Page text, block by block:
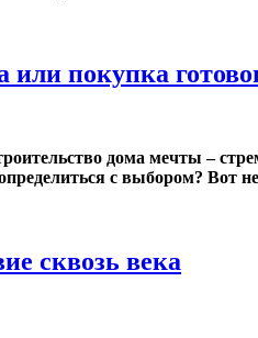
или покупка
дома мечты –
с выбором? Вот
сквозь века